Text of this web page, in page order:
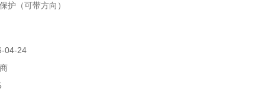
护（可带方向）
04-24